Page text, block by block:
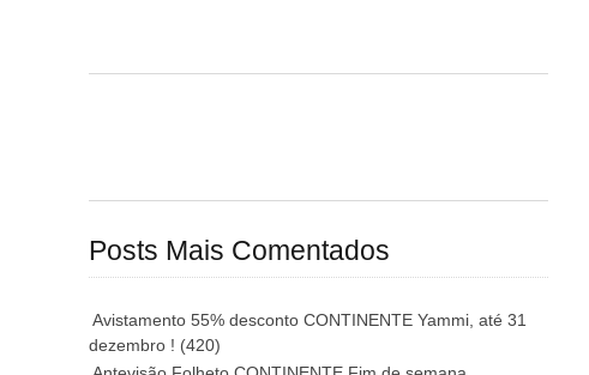
Posts Mais Comentados
Avistamento 55% desconto CONTINENTE Yammi, até 31
dezembro ! (420)